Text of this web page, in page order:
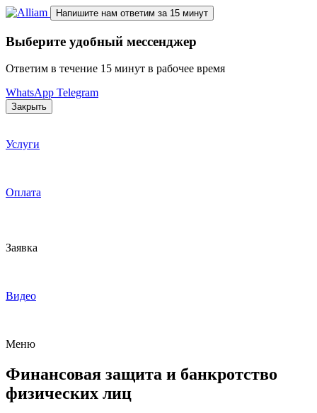
Напишите нам ответим за 15 минут
Выберите удобный мессенджер
Ответим в течение 15 минут в рабочее время
WhatsApp Telegram
Закрыть
Услуги
Оплата
Заявка
Видео
Меню
Финансовая защита и банкротство
физических лиц